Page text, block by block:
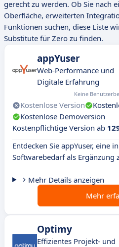
gerecht zu werden. Ob Sie nach
Oberfläche, erweiterten
Funktionen suchen, diese Liste
Substitute für Zero zu finden.
appYuser
Web-Performance und
Digitale Erfahrung
Keine
Kostenlose Version
Kostenlose Demoversion
Kostenpflichtige Version ab
Entdecken Sie appYuser, eine
Softwarebedarf als Ergänzung
Mehr Details anzeigen
Mehr
Optimy
Effizientes Projekt- und